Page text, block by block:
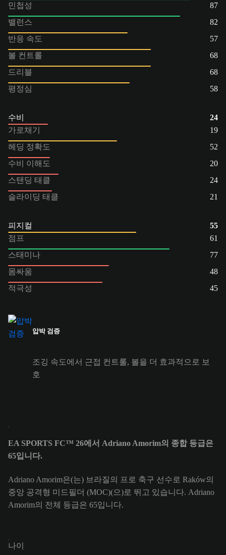
민첩성
87
밸런스
82
반응 속도
57
볼 컨트롤
68
드리블
68
평정심
58
수비
24
가로채기
19
헤딩 정확도
52
수비 이해도
20
스탠딩 태클
24
슬라이딩 태클
21
피지컬
55
점프
61
스태미나
77
몸싸움
48
적극성
45
압박 검증
조깅 속도에서 근접 컨트롤, 볼을 더 효과적으로 보
호
EA SPORTS FC™ 26에서 Adriano Amorim의 종합 등급은
65입니다.
Adriano Amorim은(는) 브라질의 프로 축구 선수로 Raków의
중앙 공격형 미드필더 (MOC)(으)로 뛰고 있습니다. Adriano
Amorim의 전체 등급은 65입니다.
나이